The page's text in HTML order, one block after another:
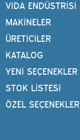
VIDA ENDÜSTRISI
MAKINELER
ÜRETİCİLER
KATALOG
YENI SEÇENEKLER
STOK LISTESI
ÖZEL SEÇENEKLER